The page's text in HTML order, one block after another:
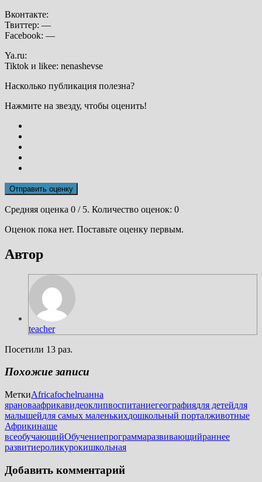
Вконтакте:
Твиттер: —
Facebook: —
Ya.ru:
Tiktok и likee: nenashevse
Насколько публикация полезна?
Нажмите на звезду, чтобы оценить!
Отправить оценку
Средняя оценка 0 / 5. Количество оценок: 0
Оценок пока нет. Поставьте оценку первым.
Автор
teacher
Посетили 13 раз.
Похожие записи
МеткиAfricafochelruанна
ярановаафрикавидеоклипвоспитаниегеографиядля детейдля
малышейдля самых маленькихдошкольный порталживотные
Африкинаше
всеобучающийОбучениепрограммаразвивающийраннее
развитиероликурокишкольная
Добавить комментарий